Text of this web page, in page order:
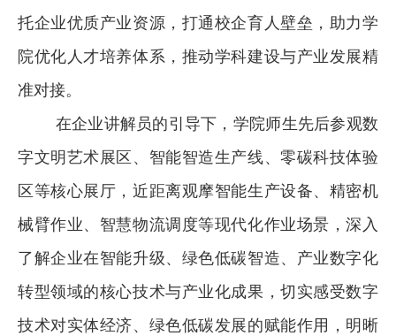
托企业优质产业资源，打通校企育人壁垒，助力学
院优化人才培养体系，推动学科建设与产业发展精
准对接。
在企业讲解员的引导下，学院师生先后参观数
字文明艺术展区、智能智造生产线、零碳科技体验
区等核心展厅，近距离观摩智能生产设备、精密机
械臂作业、智慧物流调度等现代化作业场景，深入
了解企业在智能升级、绿色低碳智造、产业数字化
转型领域的核心技术与产业化成果，切实感受数字
技术对实体经济、绿色低碳发展的赋能作用，明晰